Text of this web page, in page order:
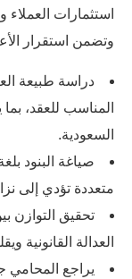
استثمارات
وتضمن استقرار
دراسة طبيعة
المناسب للعقد،
السعودية.
صياغة البنود
متعددة تؤدي إلى
تحقيق التوازن
العدالة القانونية
يراجع المحامي